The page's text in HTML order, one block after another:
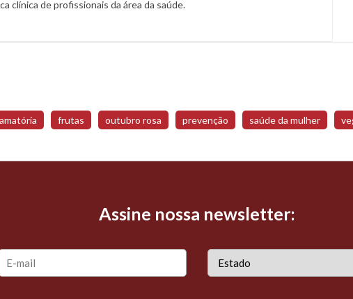
clínica de profissionais da área da saúde.
frutas outubro rosa prevenção saúde da mulher
Assine nossa newsletter: